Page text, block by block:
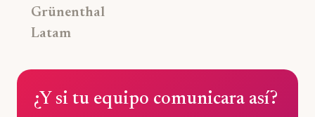
Grünenthal
Latam
¿Y si tu equipo comunicara así?